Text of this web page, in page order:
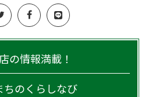
の情報満載！
ちのくらしなび